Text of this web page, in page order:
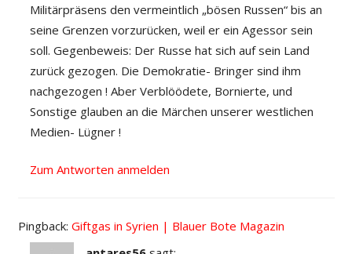
Militärpräsens den vermeintlich „bösen Russen“ bis an
seine Grenzen vorzurücken, weil er ein Agessor sein
soll. Gegenbeweis: Der Russe hat sich auf sein Land
zurück gezogen. Die Demokratie- Bringer sind ihm
nachgezogen ! Aber Verblöödete, Bornierte, und
Sonstige glauben an die Märchen unserer westlichen
Medien- Lügner !
Zum Antworten anmelden
Pingback: Giftgas in Syrien | Blauer Bote Magazin